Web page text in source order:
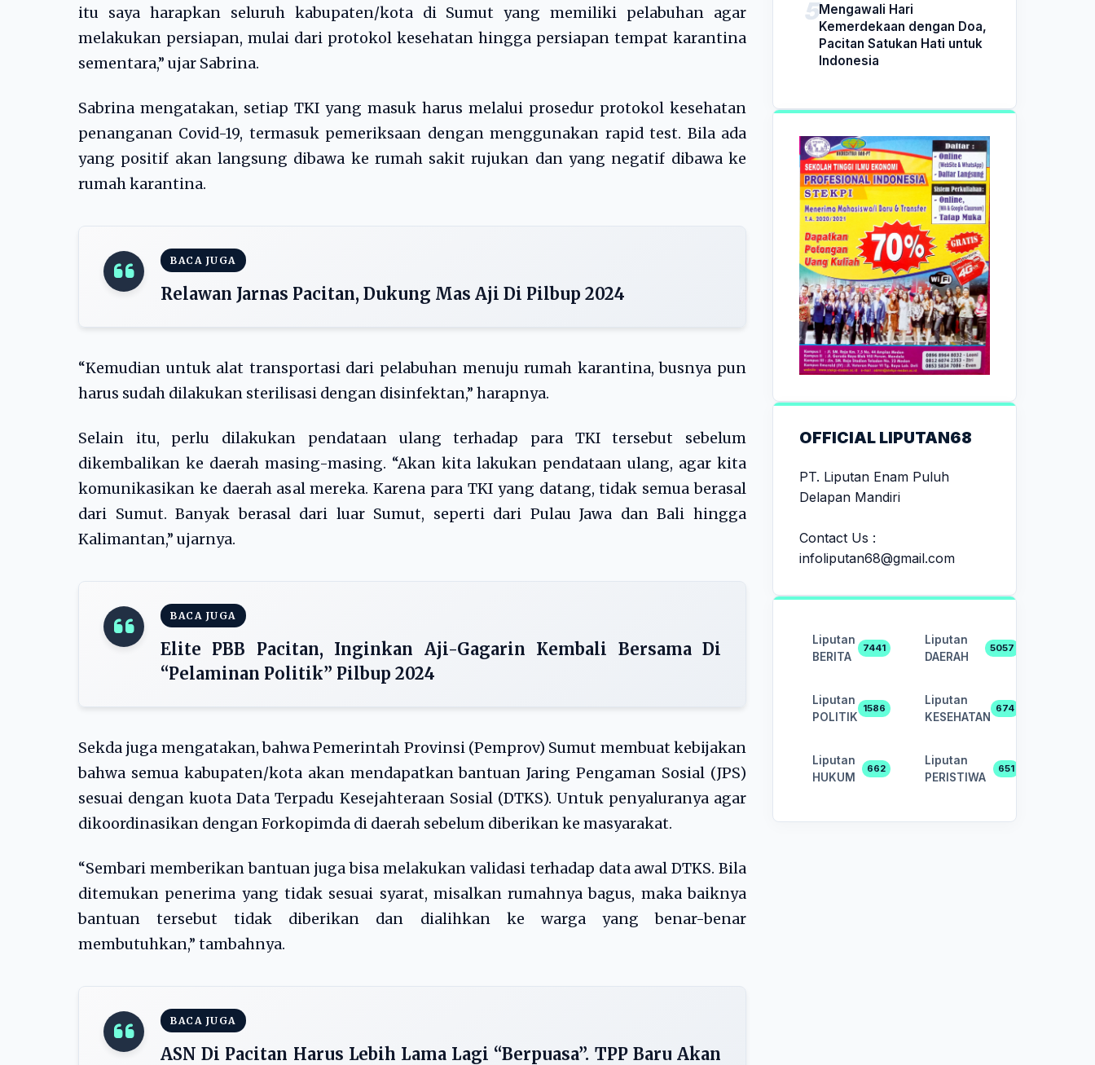
itu saya harapkan seluruh kabupaten/kota di Sumut yang memiliki pelabuhan agar
melakukan persiapan, mulai dari protokol kesehatan hingga persiapan tempat karantina
sementara,” ujar Sabrina.
Sabrina mengatakan, setiap TKI yang masuk harus melalui prosedur protokol kesehatan
penanganan Covid-19, termasuk pemeriksaan dengan menggunakan rapid test. Bila ada
yang positif akan langsung dibawa ke rumah sakit rujukan dan yang negatif dibawa ke
rumah karantina.
BACA JUGA
Relawan Jarnas Pacitan, Dukung Mas Aji Di Pilbup 2024
“Kemudian untuk alat transportasi dari pelabuhan menuju rumah karantina, busnya pun
harus sudah dilakukan sterilisasi dengan disinfektan,” harapnya.
Selain itu, perlu dilakukan pendataan ulang terhadap para TKI tersebut sebelum
dikembalikan ke daerah masing-masing. “Akan kita lakukan pendataan ulang, agar kita
komunikasikan ke daerah asal mereka. Karena para TKI yang datang, tidak semua berasal
dari Sumut. Banyak berasal dari luar Sumut, seperti dari Pulau Jawa dan Bali hingga
Kalimantan,” ujarnya.
BACA JUGA
Elite PBB Pacitan, Inginkan Aji-Gagarin Kembali Bersama Di
“Pelaminan Politik” Pilbup 2024
Sekda juga mengatakan, bahwa Pemerintah Provinsi (Pemprov) Sumut membuat kebijakan
bahwa semua kabupaten/kota akan mendapatkan bantuan Jaring Pengaman Sosial (JPS)
sesuai dengan kuota Data Terpadu Kesejahteraan Sosial (DTKS). Untuk penyaluranya agar
dikoordinasikan dengan Forkopimda di daerah sebelum diberikan ke masyarakat.
“Sembari memberikan bantuan juga bisa melakukan validasi terhadap data awal DTKS. Bila
ditemukan penerima yang tidak sesuai syarat, misalkan rumahnya bagus, maka baiknya
bantuan tersebut tidak diberikan dan dialihkan ke warga yang benar-benar
membutuhkan,” tambahnya.
BACA JUGA
ASN Di Pacitan Harus Lebih Lama Lagi “Berpuasa”. TPP Baru Akan
Mengawali Hari
Kemerdekaan dengan Doa,
Pacitan Satukan Hati untuk
Indonesia
OFFICIAL LIPUTAN68
PT. Liputan Enam Puluh
Delapan Mandiri
Contact Us :
infoliputan68@gmail.com
Liputan
BERITA
7441
Liputan
DAERAH
5057
Liputan
POLITIK
1586
Liputan
KESEHATAN
674
Liputan
HUKUM
662
Liputan
PERISTIWA
651